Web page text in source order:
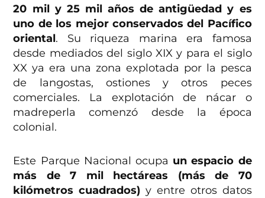
20 mil y 25 mil años de antigüedad y es
uno de los mejor conservados del Pacífico
oriental. Su riqueza marina era famosa
desde mediados del siglo XIX y para el siglo
XX ya era una zona explotada por la pesca
de langostas, ostiones y otros peces
comerciales. La explotación de nácar o
madreperla comenzó desde la época
colonial.
Este Parque Nacional ocupa un espacio de
más de 7 mil hectáreas (más de 70
kilómetros cuadrados) y entre otros datos